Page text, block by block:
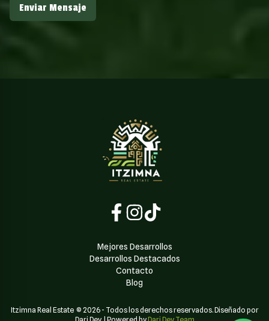
Enviar Mensaje
Mejores Desarrollos
Desarrollos Destacados
Contacto
Blog
Itzimna Real Estate© 2026- Todos los derechos reservados. Diseñado por